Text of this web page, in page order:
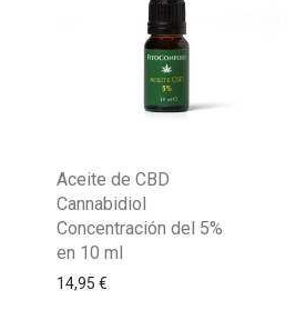
Aceite de CBD
Cannabidiol
Concentración del 5%
en 10 ml
14,95 €